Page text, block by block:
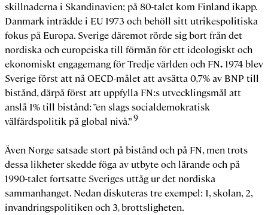
skillnaderna i Skandinavien; på 80-talet kom Finland ikapp.
Danmark inträdde i EU 1973 och behöll sitt utrikespolitiska
fokus på Europa. Sverige däremot rörde sig bort från det
nordiska och europeiska till förmån för ett ideologiskt och
ekonomiskt engagemang för Tredje världen och FN. 1974 blev
Sverige först att nå OECD-målet att avsätta 0,7% av BNP till
bistånd, därpå först att uppfylla FN:s utvecklingsmål att
anslå 1% till bistånd: ”en slags socialdemokratisk
välfärdspolitik på global nivå.”9
Även Norge satsade stort på bistånd och på FN, men trots
dessa likheter skedde föga av utbyte och lärande och på
1990-talet fortsatte Sveriges uttåg ur det nordiska
sammanhanget. Nedan diskuteras tre exempel: 1, skolan, 2,
invandringspolitiken och 3, brottsligheten.